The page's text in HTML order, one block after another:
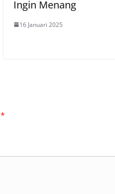
Ingin Menang
16 Januari 2025
*